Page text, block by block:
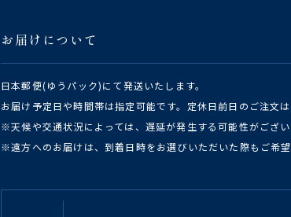
お届けについて
日本郵便(ゆうパック)にて発送いたします。
お届け予定日や時間帯は指定可能です。定休日前日のご注文
※天候や交通状況によっては、遅延が発生する可能性がござい
※遠方へのお届けは、到着日時をお選びいただいた際もご希望